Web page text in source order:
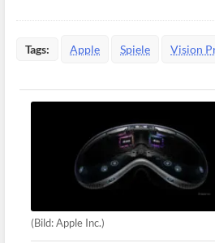
Tags: Apple Spiele Vision
(Bild: Apple Inc.)